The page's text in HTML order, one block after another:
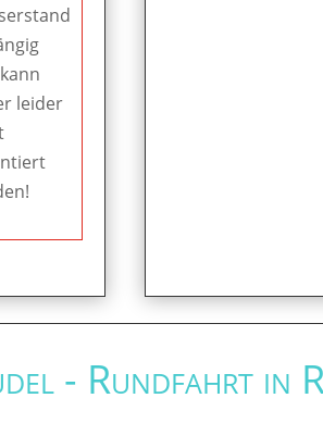
leider
- Rundfahrt in